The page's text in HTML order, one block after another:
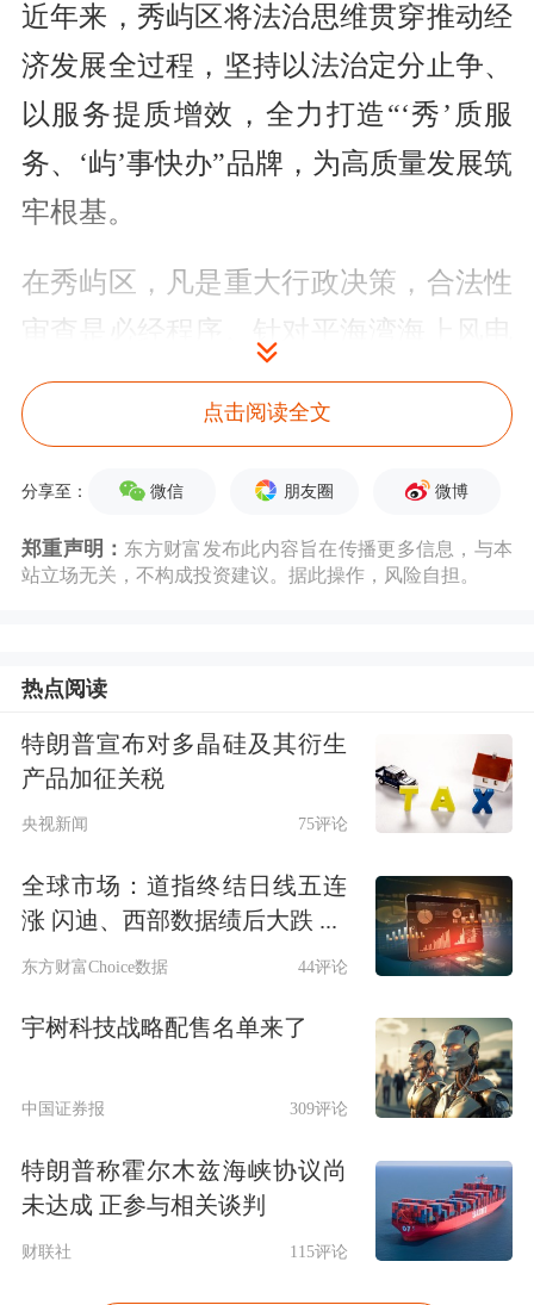
近年来，秀屿区将法治思维贯穿推动经
济发展全过程，坚持以法治定分止争、
以服务提质增效，全力打造“‘秀’质服
务、‘屿’事快办”品牌，为高质量发展筑
牢根基。
在秀屿区，凡是重大行政决策，合法性
审查是必经程序。针对平海湾海上风电
场这类大型项目，秀屿区聚焦立项前
端，坚持依法把关、源头防控，提前识
别法律风险，确保项目经得起法律和历
统作业海域存在重叠，部分村民担心影
响渔业生产，一度聚集阻挠施工。
“不好，门口被村民堵住了。”接到企业
机制，相关负责人与海上枫桥调解中心
调解员许福生第一时间赶赴现场。
要在短时间内化解矛盾，关键在于释法
说理。秀屿区创新引入“三官一律”（法
官、检察官、警官、律师）进驻调解，
面对面为渔民解读项目环评报告的法律
依据，讲清专家评审的科学结论，让群
点击阅读全文
分享至： 微信 朋友圈 微博
郑重声明： 东方财富发布此内容旨在传播更多信息，与本
站立场无关，不构成投资建议。据此操作，风险自担。
热点阅读
特朗普宣布对多晶硅及其衍生
产品加征关税
央视新闻 75评论
全球市场：道指终结日线五连
涨 闪迪、西部数据绩后大跌 ...
东方财富Choice数据 44评论
宇树科技战略配售名单来了
中国证券报 309评论
特朗普称霍尔木兹海峡协议尚
未达成 正参与相关谈判
财联社 115评论